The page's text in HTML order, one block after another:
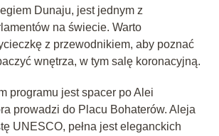
Dunaju, jest jednym z
na świecie. Warto
z przewodnikiem, aby poznać
wnętrza, w tym salę koronacyjną.
programu jest spacer po Alei
prowadzi do Placu Bohaterów. Aleja
UNESCO, pełna jest eleganckich